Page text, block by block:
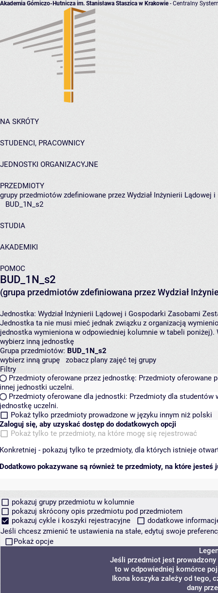
Akademia Górniczo-Hutnicza im. Stanisława Staszica w Krakowie- Centralny
NA SKRÓTY
STUDENCI, PRACOWNICY
JEDNOSTKI ORGANIZACYJNE
PRZEDMIOTY
grupy przedmiotów zdefiniowane przez Wydział Inżynierii Lądowej
BUD_1N_s2
STUDIA
AKADEMIKI
POMOC
BUD_1N_s2
(grupa przedmiotów zdefiniowana przez Wydział
Jednostka: Wydział Inżynierii Lądowej i Gospodarki Zasobami
Jednostka ta nie musi mieć jednak związku z organizacją
jednostka wymieniona w odpowiedniej kolumnie w tabeli
wybierz inną jednostkę
Grupa przedmiotów: BUD_1N_s2
wybierz inną grupę
zobacz plany zajęć tej grupy
Filtry
Przedmioty oferowane przez jednostkę: Przedmioty oferowane
innej jednostki uczelni.
Przedmioty oferowane dla jednostki: Przedmioty dla studentów
jednostkę uczelni.
Pokaż tylko przedmioty prowadzone w języku innym niż polski
Zaloguj się, aby uzyskać dostęp do dodatkowych opcji
Pokaż tylko te przedmioty, na które mogę się rejestrować
Konkretniej - pokazuj tylko te przedmioty, dla których istnieje
Dodatkowo pokazywane są również te przedmioty, na które jesteś
pokazuj grupy przedmiotu w kolumnie
pokazuj skrócony opis przedmiotu pod przedmiotem
pokazuj cykle i koszyki rejestracyjne
dodatkowe
Jeśli chcesz zmienić te ustawienia na stałe, edytuj swoje
Pokaż opcje
Jeśli przedmiot jest
to w odpowiedniej komórce
Ikona koszyka zależy od tego,
dany